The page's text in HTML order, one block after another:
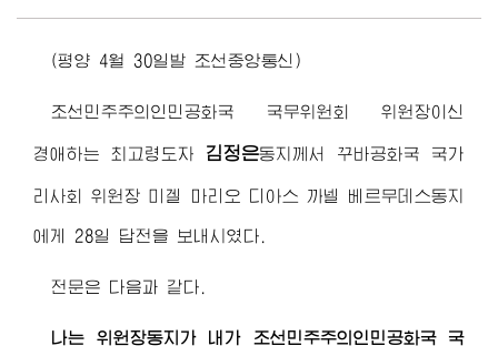
(평양 4월 30일발 조선중앙통신)
조선민주주의인민공화국 국무위원회 위원장이신
경애하는 최고령도자 김정은동지 께서 꾸바공화국 국가
리사회 위원장 미겔 마리오 디아스 까넬 베르무데스동지
에게 28일 답전을 보내시였다.
전문은 다음과 같다.
나는 위원장동지 가 내가 조선민주주의인민공화국 국